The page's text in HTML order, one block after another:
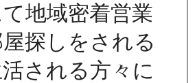
地域密着営業
探しをされる
される方々に